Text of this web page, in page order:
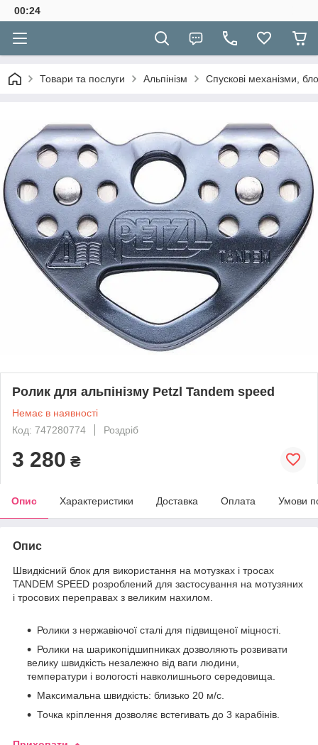
00:24
Товари та послуги Альпінізм Спускові механізми,
Ролик для альпінізму Petzl Tandem speed
Немає в наявності
Код: 747280774
Роздріб
3 280 ₴
Опис Характеристики Доставка Оплата Умови
Опис
Швидкісний блок для використання на мотузках і тросах
TANDEM SPEED розроблений для застосування на мотузяних
і тросових переправах з великим нахилом.
Ролики з нержавіючої сталі для підвищеної міцності.
Ролики на шарикопідшипниках дозволяють розвивати
велику швидкість незалежно від ваги людини,
температури і вологості навколишнього середовища.
Максимальна швидкість: близько 20 м/с.
Точка кріплення дозволяє встегивать до 3 карабінів.